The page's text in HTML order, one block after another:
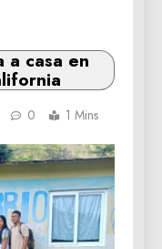
a casa en
0 1 Mins